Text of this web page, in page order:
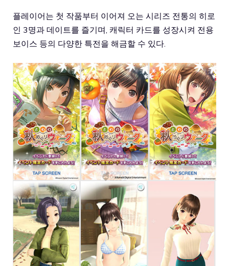
플레이어는 첫 작품부터 이어져 오는 시리즈 전통의 히로
인 3명과 데이트를 즐기며, 캐릭터 카드를 성장시켜 전용
보이스 등의 다양한 특전을 해금할 수 있다.